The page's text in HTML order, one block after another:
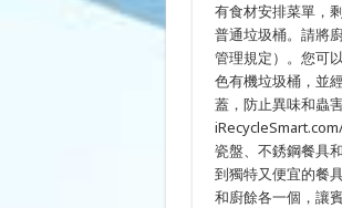
有食材安排菜單，
普通垃圾桶。請將
管理規定）。您可
色有機垃圾桶，並
蓋，防止異味和蟲
瓷盤、不銹鋼餐具
到獨特又便宜的餐
和廚餘各一個，讓